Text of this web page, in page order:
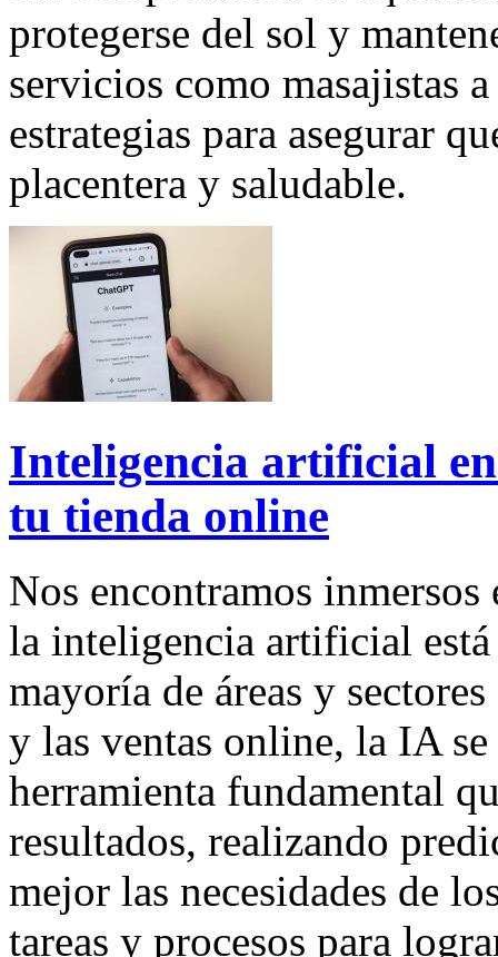
protegerse del sol y
servicios como masajistas
estrategias para asegurar
placentera y saludable.
Inteligencia artificial
tu tienda online
Nos encontramos
la inteligencia artificial
mayoría de áreas y
y las ventas online, la IA
herramienta fundamental
resultados, realizando
mejor las necesidades de
tareas y procesos para